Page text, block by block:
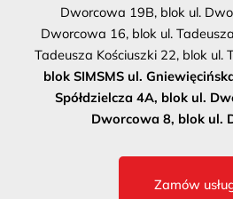
Dworcowa 19B, blok ul.
Dworcowa 16, blok ul.
Tadeusza Kościuszki 22, blok ul.
blok SIMSMS ul.
Spółdzielcza 4A, blok ul.
Dworcowa 8, blok ul.
Zamów